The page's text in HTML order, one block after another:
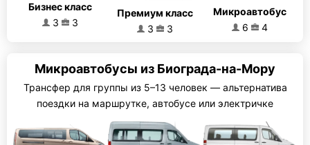
Бизнес класс
3
3
Премиум класс
3
3
Микроавтобус
6
4
Микроавтобусы из Биограда-на-Мору
Трансфер для группы из 5–13 человек — альтернатива
поездки на маршрутке, автобусе или электричке